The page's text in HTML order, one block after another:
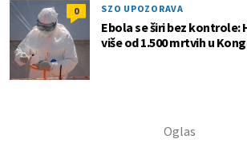
0 SZO UPOZORAVA
Ebola se širi bez kontrole:
više od 1.500 mrtvih u